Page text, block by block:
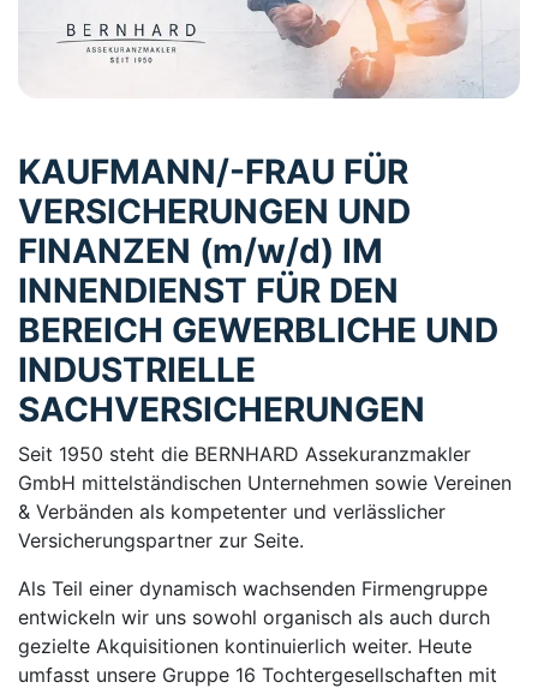
KAUFMANN/-FRAU FÜR
VERSICHERUNGEN UND
FINANZEN (m/w/d) IM
INNENDIENST FÜR DEN
BEREICH GEWERBLICHE UND
INDUSTRIELLE
SACHVERSICHERUNGEN
Seit 1950 steht die BERNHARD Assekuranzmakler
GmbH mittelständischen Unternehmen sowie Vereinen
& Verbänden als kompetenter und verlässlicher
Versicherungspartner zur Seite.
Als Teil einer dynamisch wachsenden Firmengruppe
entwickeln wir uns sowohl organisch als auch durch
gezielte Akquisitionen kontinuierlich weiter. Heute
umfasst unsere Gruppe 16 Tochtergesellschaften mit